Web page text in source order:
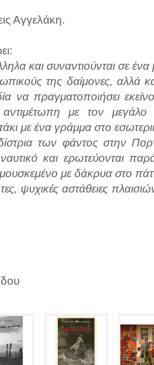
Αγγελάκη.
και συναντιούνται σε ένα
της δαίμονες, αλλά
να πραγματοποιήσει
αντιμέτωπη με τον
με ένα γράμμα στο
των φάντος στην
και ερωτεύονται
μουσκεμένο με δάκρυα στο
ψυχικές αστάθειες